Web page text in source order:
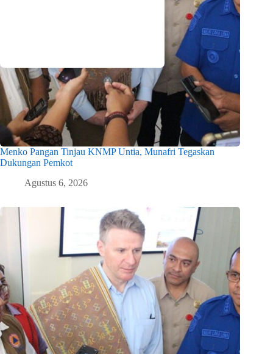
Menko Pangan Tinjau KNMP Untia, Munafri Tegaskan
Dukungan Pemkot
Agustus 6, 2026